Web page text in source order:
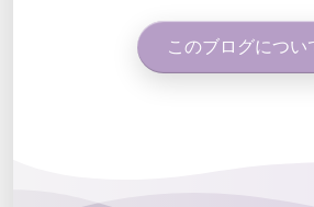
このブログについ